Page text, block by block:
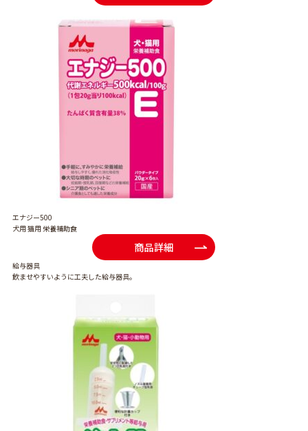
エナジー500
犬用 猫用 栄養補助食
商品詳細
給与器具
飲ませやすいように工夫した給与器具。